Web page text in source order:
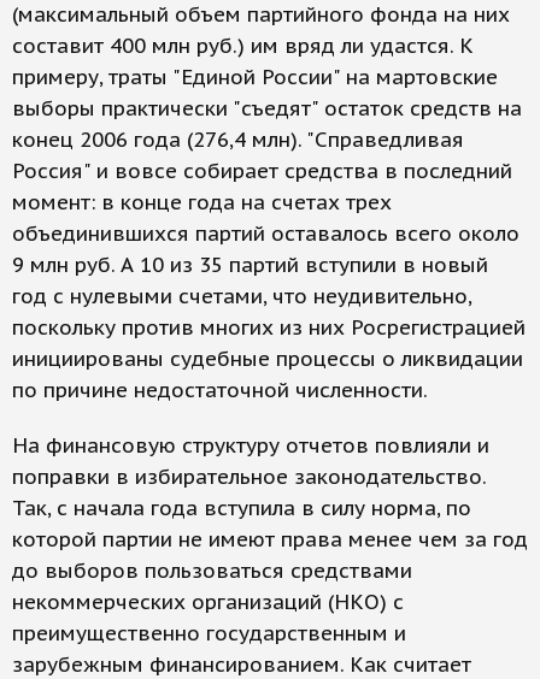
(максимальный объем партийного фонда на них
составит 400 млн руб.) им вряд ли удастся. К
примеру, траты "Единой России" на мартовские
выборы практически "съедят" остаток средств на
конец 2006 года (276,4 млн). "Справедливая
Россия" и вовсе собирает средства в последний
момент: в конце года на счетах трех
объединившихся партий оставалось всего около
9 млн руб. А 10 из 35 партий вступили в новый
год с нулевыми счетами, что неудивительно,
поскольку против многих из них Росрегистрацией
инициированы судебные процессы о ликвидации
по причине недостаточной численности.
На финансовую структуру отчетов повлияли и
поправки в избирательное законодательство.
Так, с начала года вступила в силу норма, по
которой партии не имеют права менее чем за год
до выборов пользоваться средствами
некоммерческих организаций (НКО) с
преимущественно государственным и
зарубежным финансированием. Как считает